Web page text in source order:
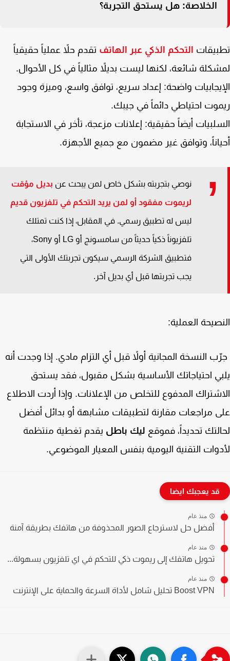
الخلاصة: هل يستحق التجربة؟
التحكم الذكي عبر الهاتفتقدم حلاً عملياً حقيقياً
شائعة، لكنها ليست بديلاً مثالياً في كل الأحوال.
واضحة: إعداد سريع، توافق واسع، وميزة وجود
احتياطي دائماً في جيبك.
أيضاً حقيقية: إعلانات مزعجة، تأخر في الاستجابة
وتوافق غير مضمون مع جميع الأجهزة.
نوصي بتجربته بشكل خاص لمن يبحث عنبديل مؤقت
لريموت مفقود أو لمن يريد التحكم في تلفزيون قديم
ليس له تطبيق رسمي. في المقابل، إذا كنت تمتلك
تلفزيوناً ذكياً حديثاً من سامسونج أو LG أو Sony،
فتطبيق الشركة الرسمي سيكون تجربتك الأولى التي
يجب تجربتها قبل أي بديل آخر.
العملية:
النسخة المجانية أولاً قبل أي التزام مادي. إذا وجدت أنه
احتياجاتك الأساسية بشكل مقبول، فقد يستحق
المدفوع للتخلص من الإعلانات. وإذا أردت الاطلاع
مراجعات مقارنة لتطبيقات مشابهة أو بدائل أفضل
تحديداً، فموقعليك باطليقدم تغطية منتظمة
التقنية اليومية بنفس المعيار الموضوعي.
قد يعجبك ايضا
منذ عام
أفضل حل لاسترجاع الصور المحذوفة من هاتفك بطريقة آمنة
منذ عام
تحويل هاتفك إلى ريموت ذكي للتحكم في اي تلفزيون بسهولة...
منذ عام
Boost VPN تحليل شامل لأداة السرعة والحماية على الإنترنت